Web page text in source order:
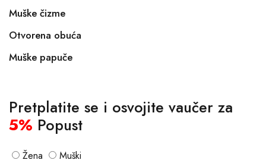
Muške čizme
Otvorena obuća
Muške papuče
Pretplatite se i osvojite vaučer za
5% Popust
Žena Muški